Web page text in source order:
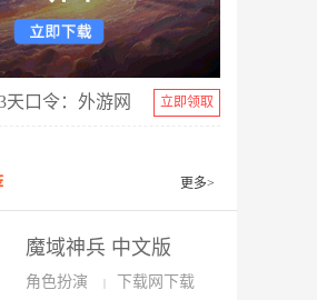
天口令：外游网
立即领取
更多>
魔域神兵 中文版
角色扮演 | 下载网下载